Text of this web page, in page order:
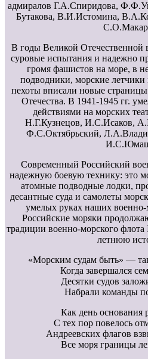
адмиралов Г.А.Спиридова,
Бутакова, В.И.Истомина,
В годы Великой
суровые испытания и надежно
громя фашистов на море, в
подводники, морские
пехоты вписали новые
Отечества. В 1941-1945 гг.
действиями на морских
Н.Г.Кузнецов, И.С.Исаков,
Ф.С.Октябрьский,
Современный Российский
надежную боевую технику: это
атомные подводные лодки,
десантные суда и самолеты
умелых руках наших военно-
Российские моряки
традиции военно-морского
летнюю
«Морским судам быть» —
Когда завершался
Десятки судов
Набрали команды
Как день основания
С тех пор повелось
Андреевских флагов
Все моря границы